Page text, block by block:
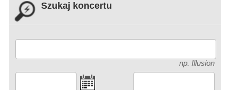
Szukaj koncertu
np. Illusion